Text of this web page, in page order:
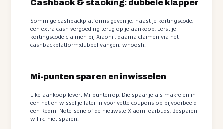
Cashback & stacking: dubbele klapper
Sommige cashbackplatforms geven je, naast je kortingscode,
een extra cash vergoeding terug op je aankoop. Eerst je
kortingscode claimen bij Xiaomi, daarna claimen via het
cashbackplatform;dubbel vangen, whoosh!
Mi-punten sparen en inwisselen
Elke aankoop levert Mi-punten op. Die spaar je als makrelen in
een net en wissel je later in voor vette coupons op bijvoorbeeld
een Redmi Note-serie of de nieuwste Xiaomi earbuds. Besparen
wil ik, niet sparen!